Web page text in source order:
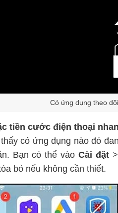
Có ứng dụng theo
tiền cước điện thoại
có ứng dụng nào đó
Bạn có thể vào Cài đặt>
bỏ nếu không cần thiết.